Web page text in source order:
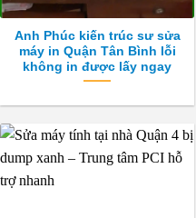
Anh Phúc kiến trúc sư sửa
máy in Quận Tân Bình lỗi
không in được lấy ngay